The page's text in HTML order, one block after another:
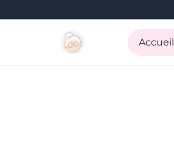
Accueil